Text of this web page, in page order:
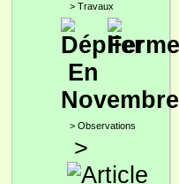
> Travaux
En
Novembre
> Observations
>